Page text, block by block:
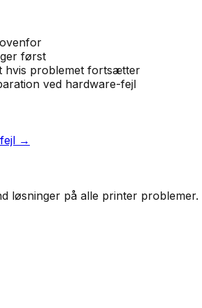
først
hvis problemet fortsætter
ved hardware-fejl
fejl →
løsninger på alle printer problemer.